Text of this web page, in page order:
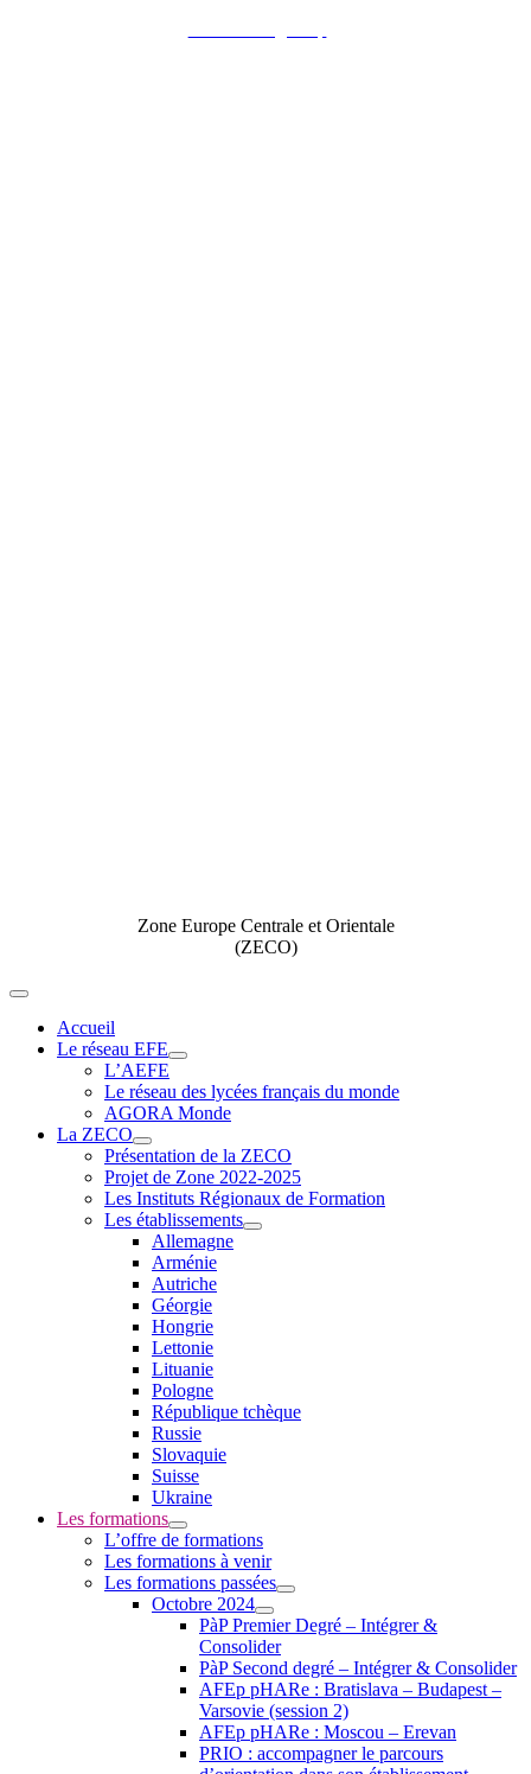
Zone Europe Centrale et Orientale
(ZECO)
Toggle
NavigationAccueil
Le réseau EFE
L’AEFE
Le réseau des lycées français du monde
AGORA Monde
La ZECO
Présentation de la ZECO
Projet de Zone 2022-2025
Les Instituts Régionaux de Formation
Les établissements
Allemagne
Arménie
Autriche
Géorgie
Hongrie
Lettonie
Lituanie
Pologne
République tchèque
Russie
Slovaquie
Suisse
Ukraine
Les formations
L’offre de formations
Les formations à venir
Les formations passées
Octobre 2024
PàP Premier Degré – Intégrer &
Consolider
PàP Second degré – Intégrer & Consolider
AFEp pHARe : Bratislava – Budapest –
Varsovie (session 2)
AFEp pHARe : Moscou – Erevan
PRIO : accompagner le parcours